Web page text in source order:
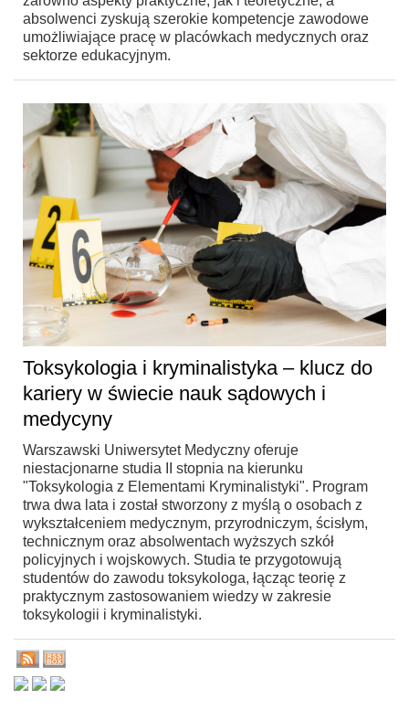
absolwenci zyskują szerokie kompetencje zawodowe
umożliwiające pracę w placówkach medycznych oraz
sektorze edukacyjnym.
Toksykologia i kryminalistyka – klucz do
kariery w świecie nauk sądowych i
medycyny
Warszawski Uniwersytet Medyczny oferuje
niestacjonarne studia II stopnia na kierunku
"Toksykologia z Elementami Kryminalistyki". Program
trwa dwa lata i został stworzony z myślą o osobach z
wykształceniem medycznym, przyrodniczym, ścisłym,
technicznym oraz absolwentach wyższych szkół
policyjnych i wojskowych. Studia te przygotowują
studentów do zawodu toksykologa, łącząc teorię z
praktycznym zastosowaniem wiedzy w zakresie
toksykologii i kryminalistyki.